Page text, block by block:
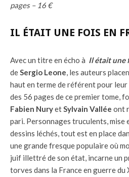
pages – 16 €
IL ÉTAIT UNE FOIS EN
Avec un titre en écho à Il était une
deSergio Leone, les auteurs
haut en terme de référent pour
des 56 pages de ce premier tome,
Fabien NuryetSylvain Vallée ont
pari. Personnages truculents, mise
dessins léchés, tout est en place
une grande fresque populaire où
juif illettré de son état, incarne un
torves dans la France en guerre du